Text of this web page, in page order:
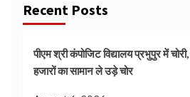
Recent Posts
पीएम श्री कंपोजिट विद्यालय प्रभुपुर में
हजारों का सामान ले उड़े चोर